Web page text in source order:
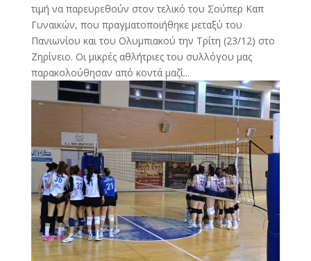
τιμή να παρευρεθούν στον τελικό του Σούπερ Καπ
Γυναικών, που πραγματοποιήθηκε μεταξύ του
Πανιωνίου και του Ολυμπιακού την Τρίτη (23/12) στο
Ζηρίνειο. Οι μικρές αθλήτριες του συλλόγου μας
παρακολούθησαν από κοντά μαζί...